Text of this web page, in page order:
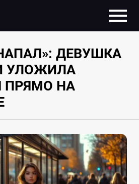
ДЕВУШКА
УЛОЖИЛА
ПРЯМО НА